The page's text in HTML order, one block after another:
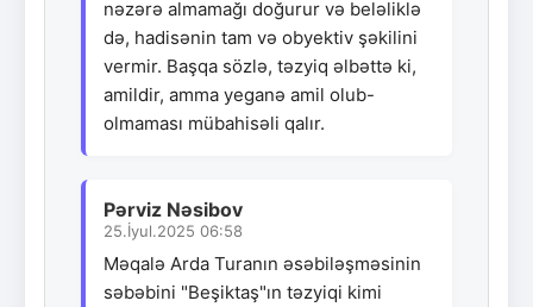
nəzərə almamağı doğurur və beləliklə
də, hadisənin tam və obyektiv şəkilini
vermir. Başqa sözlə, təzyiq əlbəttə ki,
amildir, amma yeganə amil olub-
olmaması mübahisəli qalır.
Pərviz Nəsibov
25.İyul.2025 06:58
Məqalə Arda Turanın əsəbiləşməsinin
səbəbini "Beşiktaş"ın təzyiqi kimi